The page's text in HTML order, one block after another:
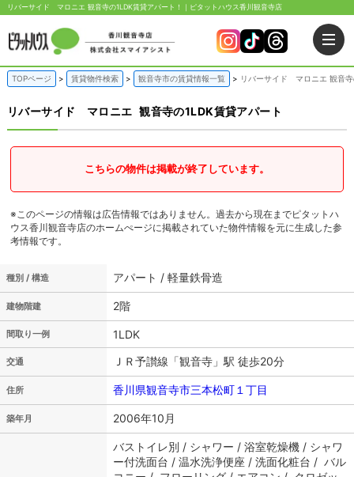
リバーサイド マロニエ 観音寺の1LDK賃貸アパート！｜ピタットハウス香川観音寺店
TOPページ 賃貸物件検索 観音寺市の賃貸情報一覧 リバーサイド マロニエ 観音
リバーサイド マロニエ 観音寺の1LDK賃貸アパート
こちらの物件は掲載が終了しています。
※このページの情報は広告情報ではありません。過去から現在までピタットハ
ウス香川観音寺店のホームぺージに掲載されていた物件情報を元に生成した参
考情報です。
種別 / 構造 アパート / 軽量鉄骨造
建物階建 2階
間取り一例 1LDK
交通 ＪＲ予讃線「観音寺」駅 徒歩20分
住所 香川県観音寺市三本松町１丁目
築年月 2006年10月
バストイレ別 / シャワー / 浴室乾燥機 / シャワ
ー付洗面台 / 温水洗浄便座 / 洗面化粧台 / バル